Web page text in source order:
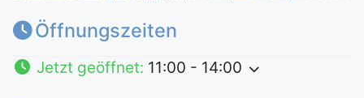
Öffnungszeiten
Jetzt geöffnet: 11:00 - 14:00